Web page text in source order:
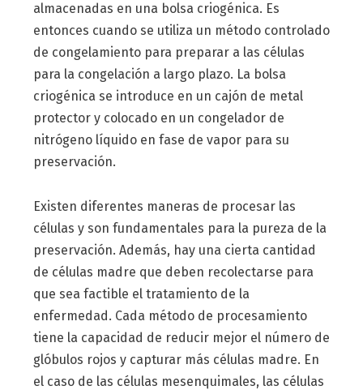
almacenadas en una bolsa criogénica. Es
entonces cuando se utiliza un método controlado
de congelamiento para preparar a las células
para la congelación a largo plazo. La bolsa
criogénica se introduce en un cajón de metal
protector y colocado en un congelador de
nitrógeno líquido en fase de vapor para su
preservación.
Existen diferentes maneras de procesar las
células y son fundamentales para la pureza de la
preservación. Además, hay una cierta cantidad
de células madre que deben recolectarse para
que sea factible el tratamiento de la
enfermedad. Cada método de procesamiento
tiene la capacidad de reducir mejor el número de
glóbulos rojos y capturar más células madre. En
el caso de las células mesenquimales, las células